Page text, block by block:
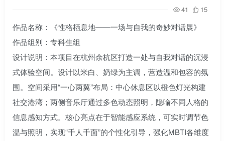
41 15
作品名称：《性格栖息地——一场与自我的奇妙对话展》
作品组别：专科生组
设计说明：本项目在杭州余杭区打造一处与自我对话的沉浸
式体验空间。设计以米白、奶绿为主调，营造温和包容的氛
围。空间采用“一心两翼”布局：中心休息区以橙色灯光构建
社交港湾；两侧音乐厅通过多色动态照明，隐喻不同人格的
信息感知方式。核心亮点在于智能感应系统，可实时调节色
温与照明，实现“千人千面”的个性化引导，强化MBTI各维度